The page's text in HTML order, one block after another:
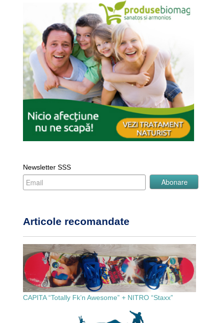
Newsletter SSS
Articole recomandate
CAPITA “Totally Fk’n Awesome” + NITRO “Staxx”